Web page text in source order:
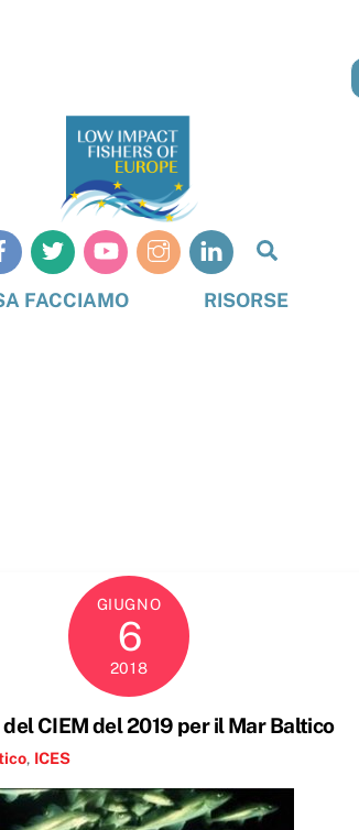
FACCIAMO RISORSE
GIUGNO
6
2018
CIEM del 2019 per il Mar Baltico
, ICES